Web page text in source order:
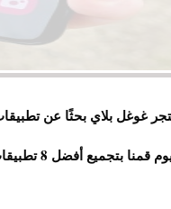
غوغل بلاي بحثًا عن
يعمل بنظام